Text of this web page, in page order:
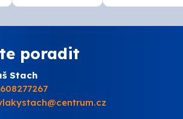
poradit
Stach